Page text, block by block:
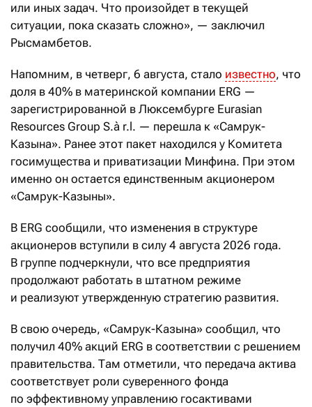
или иных задач. Что произойдет в текущей
ситуации, пока сказать сложно», — заключил
Рысмамбетов.
Напомним, в четверг, 6 августа, стало известно, что
доля в 40% в материнской компании ERG —
зарегистрированной в Люксембурге Eurasian
Resources Group S.à r.l. — перешла к «Самрук-
Казына». Ранее этот пакет находился у Комитета
госимущества и приватизации Минфина. При этом
именно он остается единственным акционером
«Самрук-Казыны».
В ERG сообщили, что изменения в структуре
акционеров вступили в силу 4 августа 2026 года.
В группе подчеркнули, что все предприятия
продолжают работать в штатном режиме
и реализуют утвержденную стратегию развития.
В свою очередь, «Самрук-Казына» сообщил, что
получил 40% акций ERG в соответствии с решением
правительства. Там отметили, что передача актива
соответствует роли суверенного фонда
по эффективному управлению госактивами